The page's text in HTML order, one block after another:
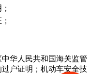
中华人民共和国海关监管
户证明；机动车安全技